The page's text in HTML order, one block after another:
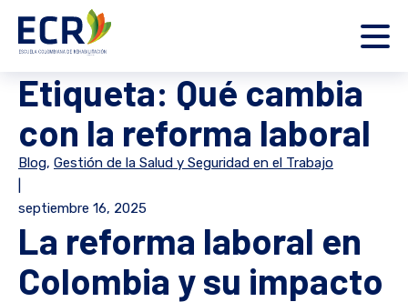
Etiqueta: Qué cambia
con la reforma laboral
Blog, Gestión de la Salud y Seguridad en el Trabajo
septiembre 16, 2025
La reforma laboral en
Colombia y su impacto